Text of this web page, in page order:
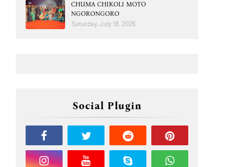
CHUMA CHIKOLI MOTO
NGORONGORO
Saturday, July 18, 2026
Social Plugin